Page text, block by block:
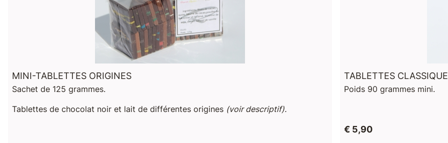
MINI-TABLETTES ORIGINES
Sachet de 125 grammes.
Tablettes de chocolat noir et lait de différentes origines (voir descriptif).
TABLETTES
Poids 90 grammes mini.
€ 5,90